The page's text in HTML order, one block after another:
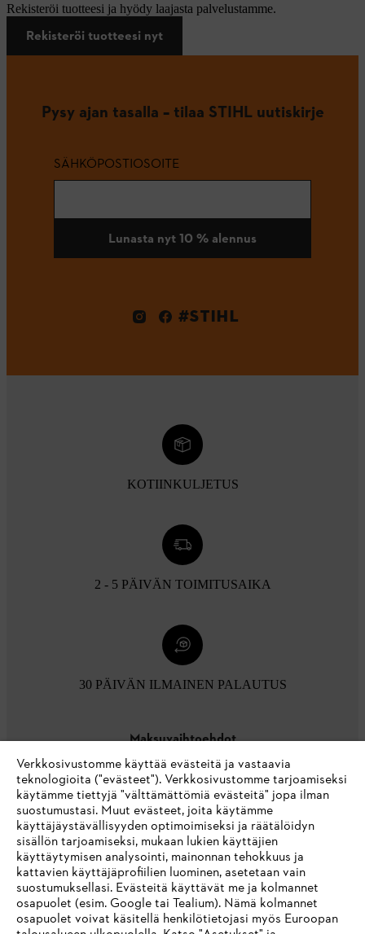
Rekisteröi tuotteesi ja hyödy laajasta palvelustamme.
Rekisteröi tuotteesi nyt
Pysy ajan tasalla – tilaa STIHL uutiskirje
SÄHKÖPOSTIOSOITE
Lunasta nyt 10 % alennus
#STIHL
KOTIINKULJETUS
2 - 5 PÄIVÄN TOIMITUSAIKA
30 PÄIVÄN ILMAINEN PALAUTUS
Maksuvaihtoehdot
Yritys
Verkkosivustomme käyttää evästeitä ja vastaavia
teknologioita ("evästeet"). Verkkosivustomme tarjoamiseksi
käytämme tiettyjä "välttämättömiä evästeitä" jopa ilman
suostumustasi. Muut evästeet, joita käytämme
käyttäjäystävällisyyden optimoimiseksi ja räätälöidyn
sisällön tarjoamiseksi, mukaan lukien käyttäjien
käyttäytymisen analysointi, mainonnan tehokkuus ja
kattavien käyttäjäprofiilien luominen, asetetaan vain
suostumuksellasi. Evästeitä käyttävät me ja kolmannet
osapuolet (esim. Google tai Tealium). Nämä kolmannet
osapuolet voivat käsitellä henkilötietojasi myös Euroopan